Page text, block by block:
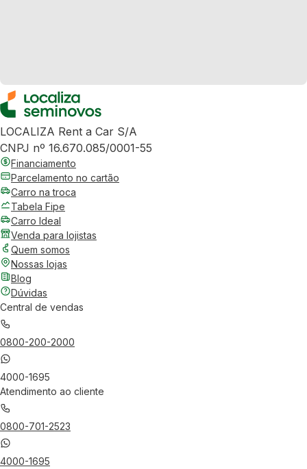
LOCALIZA Rent a Car S/A
CNPJ nº 16.670.085/0001-55
Financiamento
Parcelamento no cartão
Carro na troca
Tabela Fipe
Carro Ideal
Venda para lojistas
Quem somos
Nossas lojas
Blog
Dúvidas
Central de vendas
0800-200-2000
4000-1695
Atendimento ao cliente
0800-701-2523
4000-1695